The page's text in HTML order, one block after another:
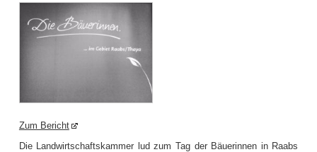
Zum Bericht
Die Landwirtschaftskammer lud zum Tag der Bäuerinnen in Raabs